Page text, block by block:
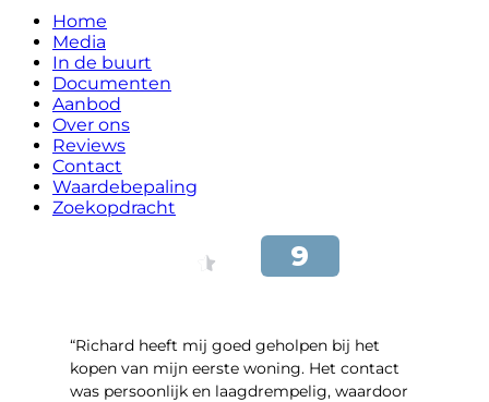
Home
Media
In de buurt
Documenten
Aanbod
Over ons
Reviews
Contact
Waardebepaling
Zoekopdracht
“Richard heeft mij goed geholpen bij het
kopen van mijn eerste woning. Het contact
was persoonlijk en laagdrempelig, waardoor